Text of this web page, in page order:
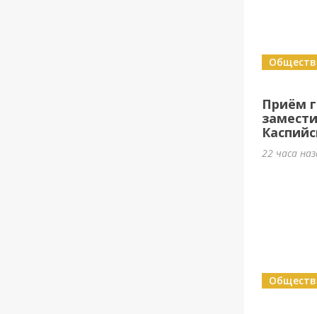
Приём
22 часа